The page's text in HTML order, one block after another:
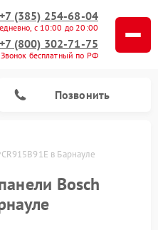
+7 (385) 254-68-04
с 10:00 до 20:00
+7 (800) 302-71-75
Звонок бесплатный по РФ
Позвонить
в Барнауле
Bosch